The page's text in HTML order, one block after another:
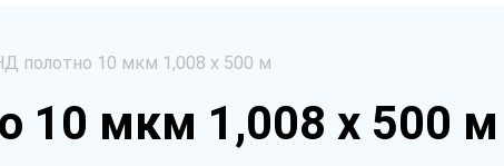
полотно 10 мкм 1,008 х 500 м
10 мкм 1,008 х 500 м